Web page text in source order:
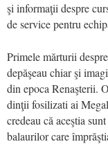
şi informaţii despre
de service pentru
Primele mărturii
depăşeau chiar şi
din epoca Renaşterii.
dinţii fosilizati ai
credeau că aceştia
balaurilor care